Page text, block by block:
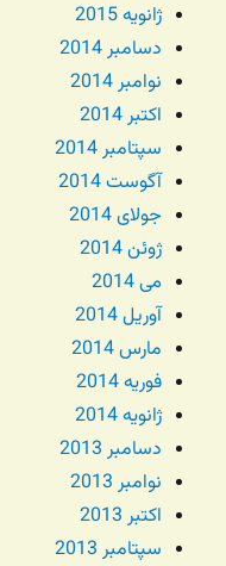
ژانویه 2015
دسامبر 2014
نوامبر 2014
اکتبر 2014
سپتامبر 2014
آگوست 2014
جولای 2014
ژوئن 2014
می 2014
آوریل 2014
مارس 2014
فوریه 2014
ژانویه 2014
دسامبر 2013
نوامبر 2013
اکتبر 2013
سپتامبر 2013